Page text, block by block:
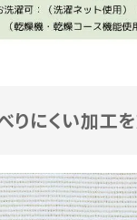
りにくい加工を